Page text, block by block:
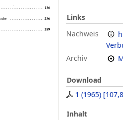
Links
Nachweis
Archiv
Download
1 (1965) [
Inhalt